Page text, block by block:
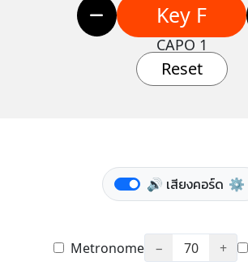
Key F
CAPO 1
Reset
🔊 เสียงคอร์ด ⚙️
Metronome − 70 +